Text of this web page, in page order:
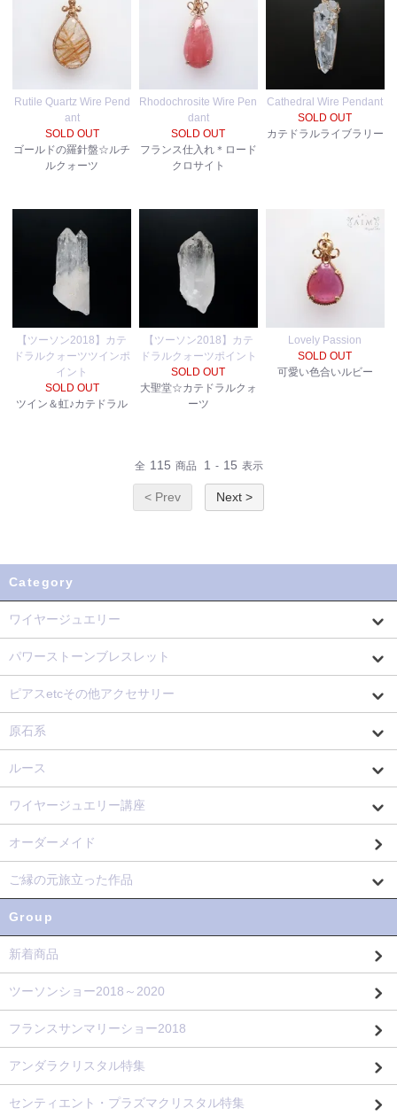
Rutile Quartz Wire Pend
ant
SOLD OUT
ゴールドの羅針盤☆ルチ
ルクォーツ
Rhodochrosite Wire Pen
dant
SOLD OUT
フランス仕入れ＊ロード
クロサイト
Cathedral Wire Pendant
SOLD OUT
カテドラルライブラリー
【ツーソン2018】カテ
ドラルクォーツツインポ
イント
SOLD OUT
ツイン＆虹♪カテドラル
【ツーソン2018】カテ
ドラルクォーツポイント
SOLD OUT
大聖堂☆カテドラルクォ
ーツ
Lovely Passion
SOLD OUT
可愛い色合いルビー
全 115 商品 1 - 15 表示
< Prev Next >
Category
ワイヤージュエリー
パワーストーンブレスレット
ピアスetcその他アクセサリー
原石系
ルース
ワイヤージュエリー講座
オーダーメイド
ご縁の元旅立った作品
Group
新着商品
ツーソンショー2018～2020
フランスサンマリーショー2018
アンダラクリスタル特集
センティエント・プラズマクリスタル特集